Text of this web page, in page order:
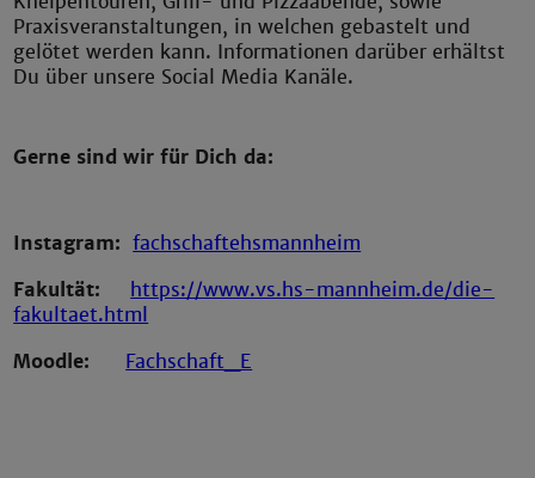
Praxisveranstaltungen, in welchen gebastelt und
gelötet werden kann. Informationen darüber erhältst
Du über unsere Social Media Kanäle.
Gerne sind wir für Dich da:
Instagram: fachschaftehsmannheim
Fakultät:
https://www.vs.hs-mannheim.de/die-
fakultaet.html
Moodle:
Fachschaft_E